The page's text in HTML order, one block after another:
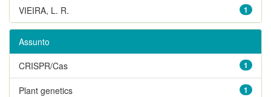
1
VIEIRA, L. R.
Assunto
1
CRISPR/Cas
1
Plant genetics